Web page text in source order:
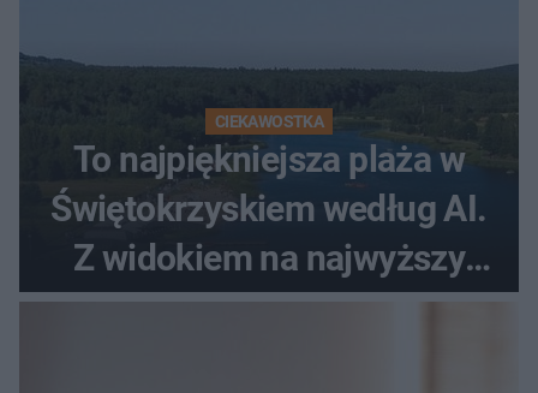
CIEKAWOSTKA
To najpiękniejsza plaża w
Świętokrzyskiem według AI.
Z widokiem na najwyższy
szczyt Gór Świętokrzyskich